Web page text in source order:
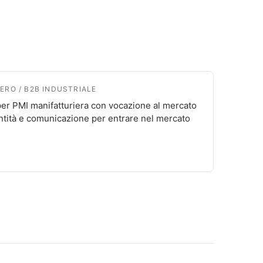
/ B2B INDUSTRIALE
PMI manifatturiera con vocazione al mercato
e comunicazione per entrare nel mercato